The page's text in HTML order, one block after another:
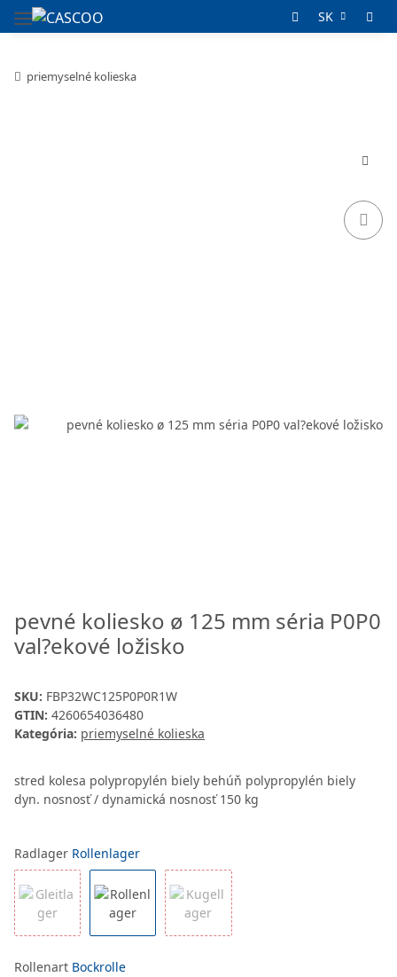
SK
priemyselné kolieska
pevné koliesko ø 125 mm séria P0P0
val?ekové ložisko
SKU: FBP32WC125P0P0R1W
GTIN: 4260654036480
Kategória: priemyselné kolieska
stred kolesa polypropylén biely behúň polypropylén biely
dyn. nosnosť / dynamická nosnosť 150 kg
Radlager Rollenlager
Rollenart Bockrolle